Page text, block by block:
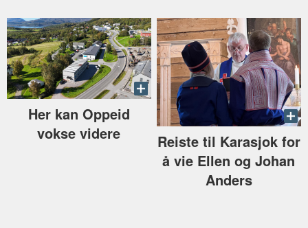
Her kan Oppeid
vokse videre
Reiste til Karasjok for
å vie Ellen og Johan
Anders